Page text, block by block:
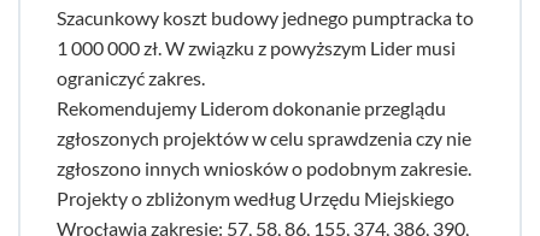
Szacunkowy koszt budowy jednego pumptracka to
1 000 000 zł. W związku z powyższym Lider musi
ograniczyć zakres.
Rekomendujemy Liderom dokonanie przeglądu
zgłoszonych projektów w celu sprawdzenia czy nie
zgłoszono innych wniosków o podobnym zakresie.
Projekty o zbliżonym według Urzędu Miejskiego
Wrocławia zakresie: 57, 58, 86, 155, 374, 386, 390,